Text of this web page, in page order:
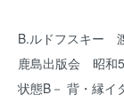
B.ルドフスキー
鹿島出版会 昭和
状態B－ 背・縁イ